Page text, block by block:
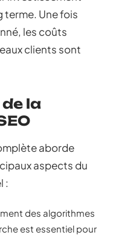
terme. Une fois
les coûts
clients sont
la
aborde
aspects du
:
des algorithmes
est essentiel pour